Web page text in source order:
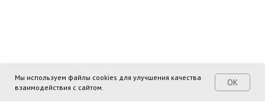
Мы используем файлы cookies для улучшения качества
взаимодействия с сайтом.
ОК